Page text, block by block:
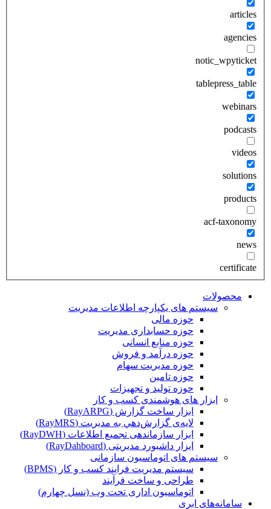
articles
agencies
notic_wpyticket
tablepress_table
webinars
podcasts
videos
solutions
products
acf-taxonomy
news
certificate
محصولات
سیستم های یکپارچه اطلاعات مدیریت
حوزه مالی
حوزه حسابداری مدیریت
حوزه منابع انسانی
حوزه درآمد و فروش
حوزه مدیریت سهام
حوزه تامین
حوزه تولید و تجهیزات
ابزار های هوشمندی کسب و کار
ابزار ساخت گزارش (RayARPG)
لایه‌ی گزارش‌دهي به مديريت (RayMRS)
ابزار سازماندهی تجمیع اطلاعات (RayDWH)
ابزار داشبورد مدیریتی (RayDahboard)
سیستم های اتوماسیون سازمانی
سیستم مدیریت فرایند کسب و کار (BPMS)
طراحی و ساخت فرآیند
اتوماسیون اداری تحت وب (نسل چهارم)
سامانه‌های ابری